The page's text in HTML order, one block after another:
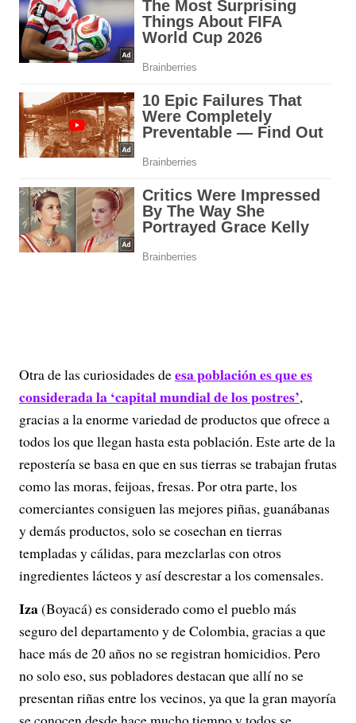
Otra de las curiosidades deesa población es que es
considerada la ‘capital mundial de los postres’,
gracias a la enorme variedad de productos que ofrece a
todos los que llegan hasta esta población. Este arte de la
repostería se basa en que en sus tierras se trabajan frutas
como las moras, feijoas, fresas. Por otra parte, los
comerciantes consiguen las mejores piñas, guanábanas
y demás productos, solo se cosechan en tierras
templadas y cálidas, para mezclarlas con otros
ingredientes lácteos y así descrestar a los comensales.
Iza(Boyacá) es considerado como el pueblo más
seguro del departamento y de Colombia, gracias a que
hace más de 20 años no se registran homicidios. Pero
no solo eso, sus pobladores destacan que allí no se
presentan riñas entre los vecinos, ya que la gran mayoría